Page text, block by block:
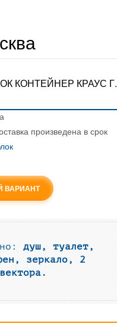
КОНТЕЙНЕР КРАУС Г.
произведена в срок
ВАРИАНТ
душ, туалет,
зеркало, 2